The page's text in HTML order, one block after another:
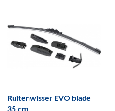
Ruitenwisser EVO blade
35 cm